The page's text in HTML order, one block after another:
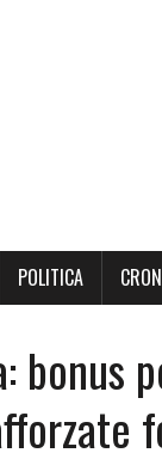
POLITICA
bonus